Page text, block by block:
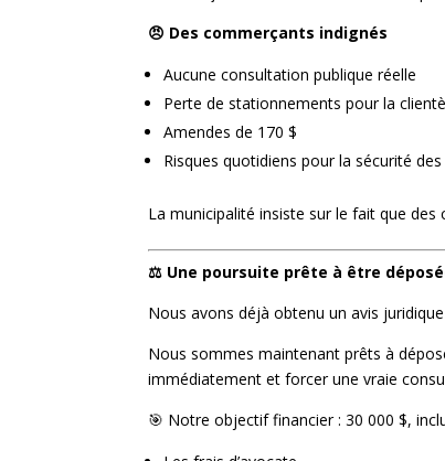
😠 Des commerçants indignés
Aucune consultation publique réelle
Perte de stationnements pour la
Amendes de 170 $
Risques quotidiens pour la sécurité
La municipalité insiste sur le fait que
⚖️ Une poursuite prête à être
Nous avons déjà obtenu un avis
Nous sommes maintenant prêts à
immédiatement et forcer une vraie
🎯 Notre objectif financier : 30 000 $,